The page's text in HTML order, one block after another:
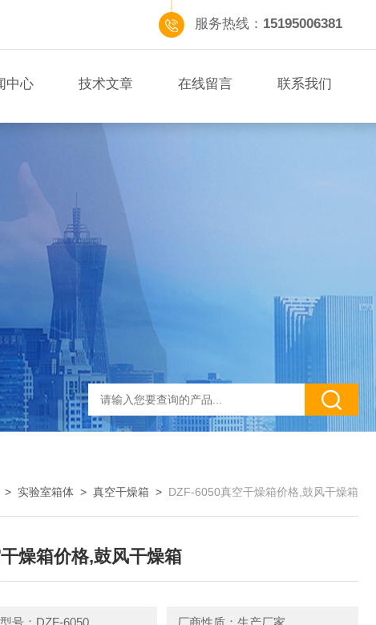
服务热线： 15195006381
中心 技术文章 在线留言 联系我们
> 实验室箱体 > 真空干燥箱 > DZF-6050真空干燥箱价格,鼓风干燥箱
燥箱价格,鼓风干燥箱
号：DZF-6050 厂商性质：生产厂家